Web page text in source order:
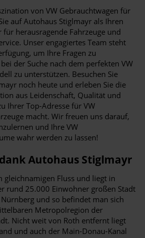
von VW Gebrauchtwagen für
auf Autohaus Stiglmayr als Ihren
für herausragende Fahrzeuge und
Unser engagiertes Team steht
um Ihre Fragen zu
der Suche nach dem perfekten VW
zu unterstützen. Besuchen Sie
noch heute und erleben Sie die
aus Leidenschaft, Qualität und
Ihrer Top-Adresse für VW
macht. Wir freuen uns darauf,
und Ihre VW
wahr werden zu lassen!
Autohaus Stiglmayr
gleichnamigen Fluss und liegt in
rund 25.000 Einwohner großen Stadt
und so befindet man sich
Metropolregion der
Nicht weit von Roth entfernt liegt
und auch der Main-Donau-Kanal